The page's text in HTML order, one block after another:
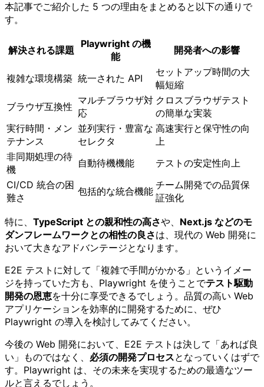
本記事でご紹介した 5 つの理由をまとめると以下の通りで
す。
解決される課題
Playwright の機
能
開発者への影響
複雑な環境構築 統一された API
セットアップ時間の大
幅短縮
ブラウザ互換性
マルチブラウザ対
応
クロスブラウザテスト
の簡単な実装
実行時間・メン
テナンス
並列実行・豊富な
セレクタ
高速実行と保守性の向
上
非同期処理の待
機
自動待機機能
テストの安定性向上
CI/CD 統合の困
難さ
包括的な統合機能
チーム開発での品質保
証強化
特に、 TypeScript との親和性の高さや、 Next.js などのモ
ダンフレームワークとの相性の良さは、現代の Web 開発に
おいて大きなアドバンテージとなります。
E2E テストに対して「複雑で手間がかかる」というイメー
ジを持っていた方も、Playwright を使うことでテスト駆動
開発の恩恵を十分に享受できるでしょう。品質の高い Web
アプリケーションを効率的に開発するために、ぜひ
Playwright の導入を検討してみてください。
今後の Web 開発において、E2E テストは決して「あれば良
い」ものではなく、 必須の開発プロセスとなっていくはずで
す。Playwright は、その未来を実現するための最適なツー
ルと言えるでしょう。